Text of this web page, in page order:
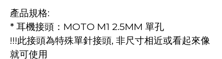
產品規格:
* 耳機接頭：MOTO M1 2.5MM 單孔
!!!此接頭為特殊單針接頭, 非尺寸相近或看起來像
就可使用